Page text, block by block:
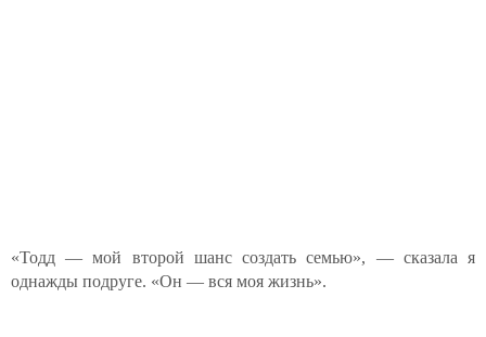
«Тодд — мой второй шанс создать семью», — сказала я
однажды подруге. «Он — вся моя жизнь».